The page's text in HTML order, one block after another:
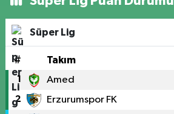
Süper Lig
# Takım
1 Amed
2 Erzurumspor FK